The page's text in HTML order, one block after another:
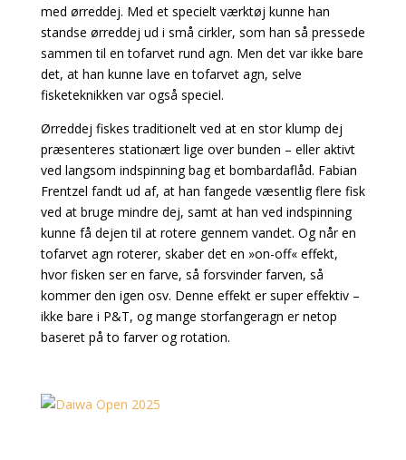
med ørreddej. Med et specielt værktøj kunne han
standse ørreddej ud i små cirkler, som han så pressede
sammen til en tofarvet rund agn. Men det var ikke bare
det, at han kunne lave en tofarvet agn, selve
fisketeknikken var også speciel.
Ørreddej fiskes traditionelt ved at en stor klump dej
præsenteres stationært lige over bunden – eller aktivt
ved langsom indspinning bag et bombardaflåd. Fabian
Frentzel fandt ud af, at han fangede væsentlig flere fisk
ved at bruge mindre dej, samt at han ved indspinning
kunne få dejen til at rotere gennem vandet. Og når en
tofarvet agn roterer, skaber det en »on-off« effekt,
hvor fisken ser en farve, så forsvinder farven, så
kommer den igen osv. Denne effekt er super effektiv –
ikke bare i P&T, og mange storfangeragn er netop
baseret på to farver og rotation.